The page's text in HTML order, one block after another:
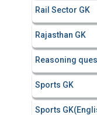
Rail Sector GK
Rajasthan GK
Reasoning
Sports GK
Sports